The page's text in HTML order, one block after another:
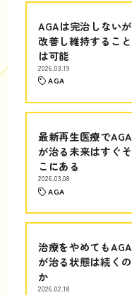
AGAは完治しないが
改善し維持すること
は可能
2026.03.19
AGA
最新再生医療でAGA
が治る未来はすぐそ
こにある
2026.03.08
AGA
治療をやめてもAGA
が治る状態は続くの
か
2026.02.18